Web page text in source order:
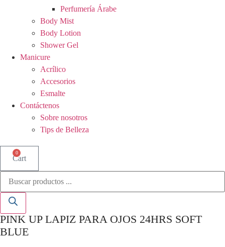
Perfumería Árabe
Body Mist
Body Lotion
Shower Gel
Manicure
Acrílico
Accesorios
Esmalte
Contáctenos
Sobre nosotros
Tips de Belleza
0
Cart
Búsqueda
productos
PINK UP LAPIZ PARA OJOS 24HRS SOFT
BLUE